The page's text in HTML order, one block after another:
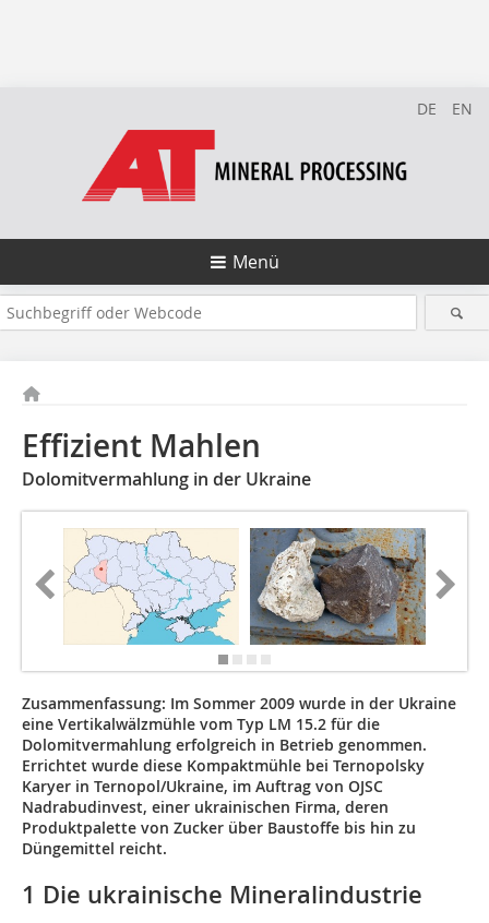
DE EN
Menü
Effizient Mahlen
Dolomitvermahlung in der Ukraine
Zusammenfassung: Im Sommer 2009 wurde in der Ukraine
eine Vertikalwälzmühle vom Typ LM 15.2 für die
Dolomitvermahlung erfolgreich in Betrieb genommen.
Errichtet wurde diese Kompaktmühle bei Ternopolsky
Karyer in Ternopol/Ukraine, im Auftrag von OJSC
Nadrabudinvest, einer ukrainischen Firma, deren
Produktpalette von Zucker über Baustoffe bis hin zu
Düngemittel reicht.
1 Die ukrainische Mineralindustrie